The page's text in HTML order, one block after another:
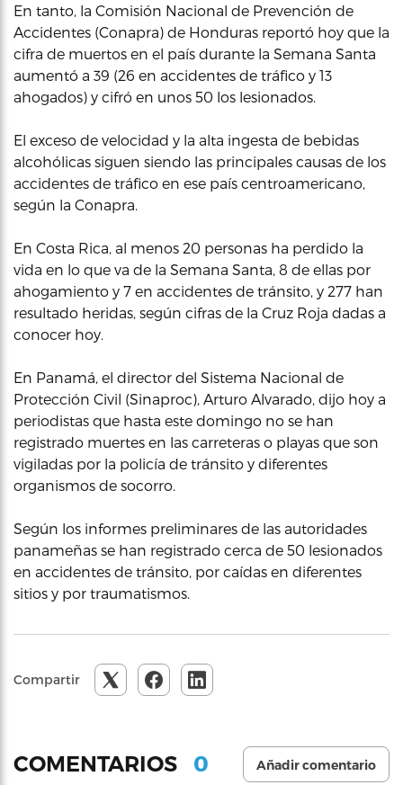
En tanto, la Comisión Nacional de Prevención de
Accidentes (Conapra) de Honduras reportó hoy que la
cifra de muertos en el país durante la Semana Santa
aumentó a 39 (26 en accidentes de tráfico y 13
ahogados) y cifró en unos 50 los lesionados.
El exceso de velocidad y la alta ingesta de bebidas
alcohólicas siguen siendo las principales causas de los
accidentes de tráfico en ese país centroamericano,
según la Conapra.
En Costa Rica, al menos 20 personas ha perdido la
vida en lo que va de la Semana Santa, 8 de ellas por
ahogamiento y 7 en accidentes de tránsito, y 277 han
resultado heridas, según cifras de la Cruz Roja dadas a
conocer hoy.
En Panamá, el director del Sistema Nacional de
Protección Civil (Sinaproc), Arturo Alvarado, dijo hoy a
periodistas que hasta este domingo no se han
registrado muertes en las carreteras o playas que son
vigiladas por la policía de tránsito y diferentes
organismos de socorro.
Según los informes preliminares de las autoridades
panameñas se han registrado cerca de 50 lesionados
en accidentes de tránsito, por caídas en diferentes
sitios y por traumatismos.
Compartir
COMENTARIOS 0 Añadir comentario